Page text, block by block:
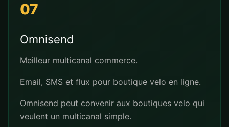
07
Omnisend
Meilleur multicanal commerce.
Email, SMS et flux pour boutique velo en ligne.
Omnisend peut convenir aux boutiques velo qui
veulent un multicanal simple.